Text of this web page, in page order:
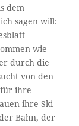
dem
sagen will:
wie
durch die
von den
ihre
ihre Ski
Bahn, der